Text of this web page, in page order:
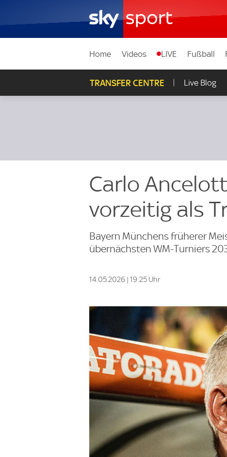
Home Videos LIVE Fußball
TRANSFER CENTRE Live Blog
Carlo
vorzeitig als
Bayern Münchens früherer
übernächsten WM-Turniers
14.05.2026 | 19:25 Uhr